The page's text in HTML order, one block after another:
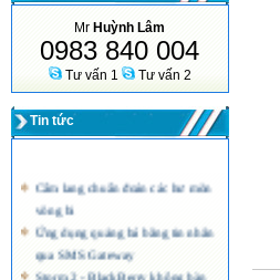
Mr Huỳnh Lâm
0983 840 004
Tư vấn 1 Tư vấn 2
Tin tức
Cẩm lang chuẩn đoán các hư mòn
vòng bi
Ứng dụng quảng bá bằng tin nhắn
qua SMS Gateway
Storm 2 - BlackBerry không bàn